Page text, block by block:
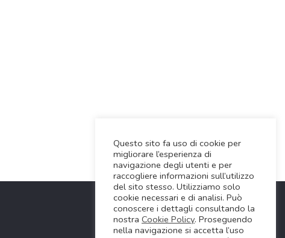
Questo sito fa uso di cookie per
migliorare l’esperienza di
navigazione degli utenti e per
raccogliere informazioni sull’utilizzo
del sito stesso. Utilizziamo solo
cookie necessari e di analisi. Può
conoscere i dettagli consultando la
nostra Cookie Policy. Proseguendo
nella navigazione si accetta l’uso